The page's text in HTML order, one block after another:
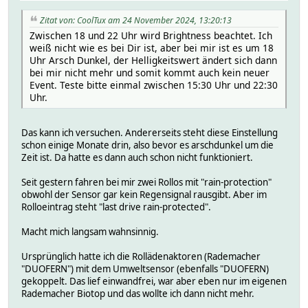
# 2024-11-24 09:30:02 rainAutomatic off
# 2024-11-24 09:30:02 rainDirection down
# 2024-11-24 09:30:02 rainMode off
# 2024-11-24 09:30:02 reversal off
# 2024-11-24 09:30:02 runningTime 28
# 2024-11-24 09:30:02 state opened
# 2024-11-24 09:30:02 sunAutomatic off
# 2024-11-24 09:30:02 sunMode off
# 2024-11-24 09:30:02 ventilatingMode on
# 2024-11-24 09:30:02 ventilatingPosition 80
# 2024-11-24 09:30:02 version 3.3
# 2024-11-24 09:30:02 windDirection up
# 2024-11-24 09:30:02 windMode off
# helper:
#
setstate DUOFERN_42890B 2024-11-22 20:17:26
setstate DUOFERN_42890B 2020-10-30 18:31:40 ASC_Enable on
setstate DUOFERN_42890B 2024-11-24 09:30:02
setstate DUOFERN_42890B 2024-11-24 09:30:01
Zitat von: CoolTux am 24 November 2024, 13:20:13
Zwischen 18 und 22 Uhr wird Brightness beachtet. Ich
weiß nicht wie es bei Dir ist, aber bei mir ist es um 18
Uhr Arsch Dunkel, der Helligkeitswert ändert sich dann
bei mir nicht mehr und somit kommt auch kein neuer
Event. Teste bitte einmal zwischen 15:30 Uhr und 22:30
Uhr.
Das kann ich versuchen. Andererseits steht diese Einstellung
schon einige Monate drin, also bevor es arschdunkel um die
Zeit ist. Da hatte es dann auch schon nicht funktioniert.
Seit gestern fahren bei mir zwei Rollos mit "rain-protection"
obwohl der Sensor gar kein Regensignal rausgibt. Aber im
Rolloeintrag steht "last drive rain-protected".
Macht mich langsam wahnsinnig.
Ursprünglich hatte ich die Rollädenaktoren (Rademacher
"DUOFERN") mit dem Umweltsensor (ebenfalls "DUOFERN)
gekoppelt. Das lief einwandfrei, war aber eben nur im eigenen
Rademacher Biotop und das wollte ich dann nicht mehr.